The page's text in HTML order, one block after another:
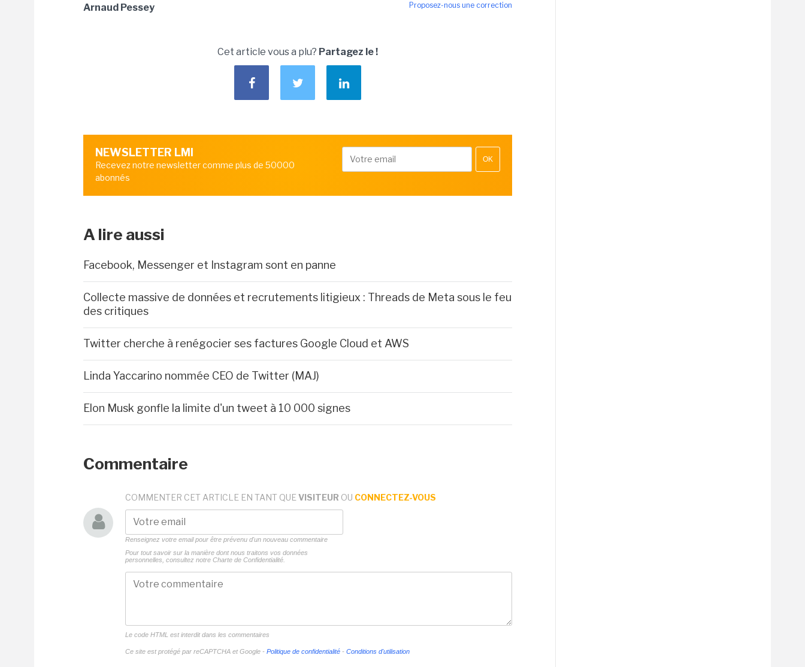
Proposez-nous une correction
Arnaud Pessey
Cet article vous a plu? Partagez le !
NEWSLETTER LMI
Recevez notre newsletter comme plus de 50000
abonnés
OK
A lire aussi
Facebook, Messenger et Instagram sont en panne
Collecte massive de données et recrutements litigieux : Threads de Meta sous le feu
des critiques
Twitter cherche à renégocier ses factures Google Cloud et AWS
Linda Yaccarino nommée CEO de Twitter (MAJ)
Elon Musk gonfle la limite d'un tweet à 10 000 signes
Commentaire
COMMENTER CET ARTICLE EN TANT QUE VISITEUR OU CONNECTEZ-VOUS
Renseignez votre email pour être prévenu d'un nouveau commentaire
Pour tout savoir sur la manière dont nous traitons vos données
personnelles, consultez notre Charte de Confidentialité.
Le code HTML est interdit dans les commentaires
Ce site est protégé par reCAPTCHA et Google - Politique de confidentialité - Conditions d'utilisation